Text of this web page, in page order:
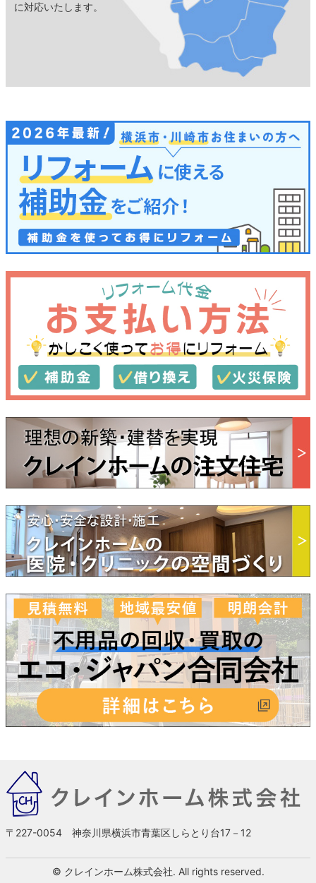
に対応いたします。
〒227-0054 神奈川県横浜市青葉区しらとり台17－12
© クレインホーム株式会社. All rights reserved.